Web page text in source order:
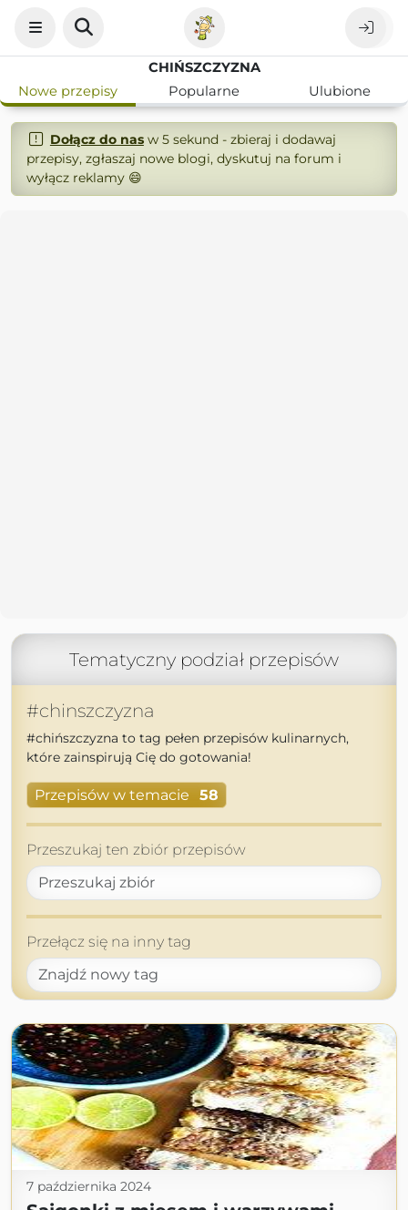
CHIŃSZCZYZNA
Nowe przepisy
Popularne Ulubione
Dołącz do nasw 5 sekund - zbieraj i dodawaj
przepisy, zgłaszaj nowe blogi, dyskutuj na forum i
wyłącz reklamy 😄
Tematyczny podział przepisów
#chinszczyzna
#chińszczyzna to tag pełen przepisów kulinarnych,
które zainspirują Cię do gotowania!
Przepisów w temacie 58
Przeszukaj ten zbiór przepisów
Przełącz się na inny tag
7 października 2024